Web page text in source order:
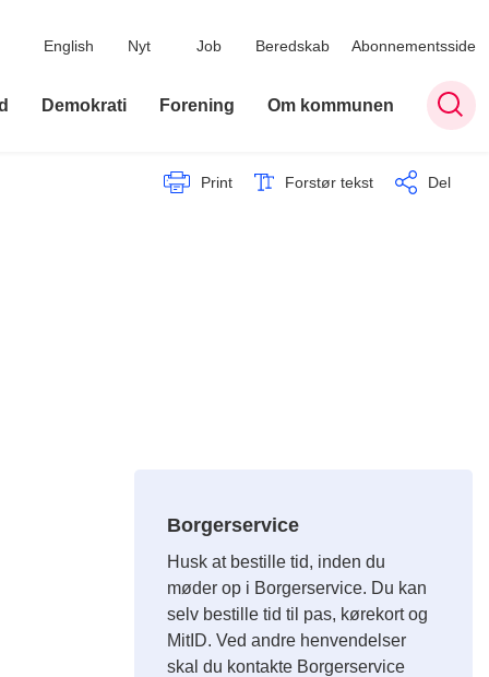
English Nyt Job Beredskab Abonnementsside
Demokrati Forening Om kommunen
Print Forstør tekst Del
Borgerservice
Husk at bestille tid, inden du
møder op i Borgerservice. Du kan
selv bestille tid til pas, kørekort og
MitID. Ved andre henvendelser
skal du kontakte Borgerservice